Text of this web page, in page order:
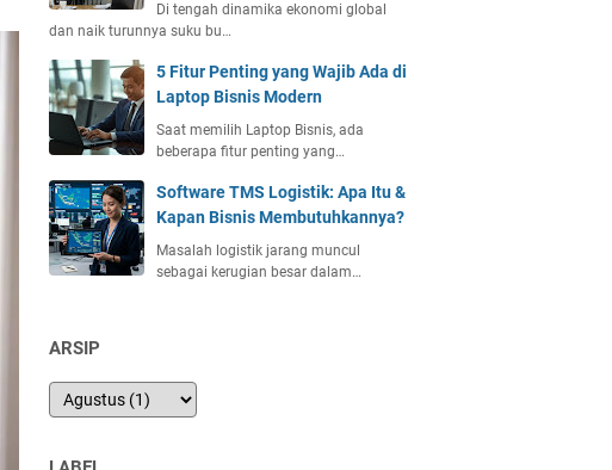
Di tengah dinamika ekonomi global
dan naik turunnya suku bu…
5 Fitur Penting yang Wajib Ada di
Laptop Bisnis Modern
Saat memilih Laptop Bisnis, ada
beberapa fitur penting yang…
Software TMS Logistik: Apa Itu &
Kapan Bisnis Membutuhkannya?
Masalah logistik jarang muncul
sebagai kerugian besar dalam…
ARSIP